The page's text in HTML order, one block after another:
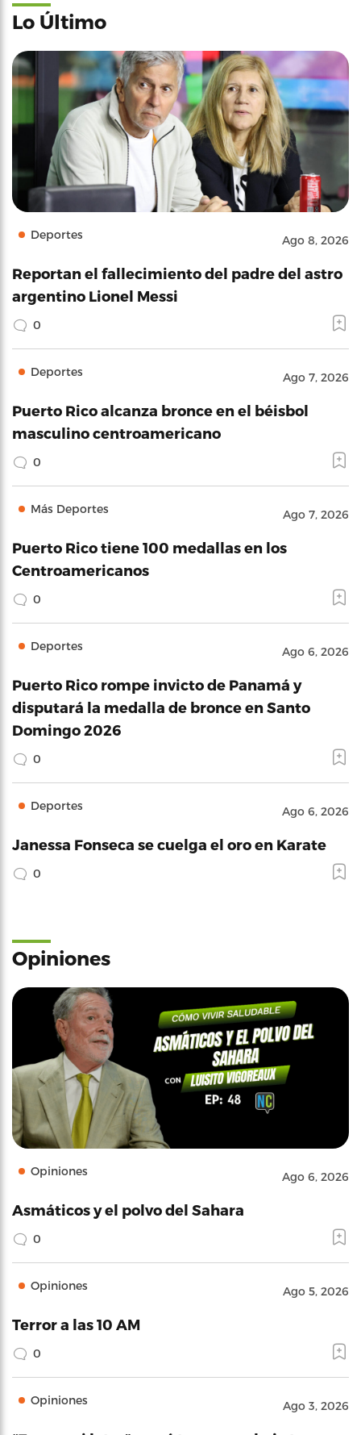
Lo Último
Deportes Ago 8, 2026
Reportan el fallecimiento del padre del astro
argentino Lionel Messi
0
Deportes Ago 7, 2026
Puerto Rico alcanza bronce en el béisbol
masculino centroamericano
0
Más Deportes Ago 7, 2026
Puerto Rico tiene 100 medallas en los
Centroamericanos
0
Deportes Ago 6, 2026
Puerto Rico rompe invicto de Panamá y
disputará la medalla de bronce en Santo
Domingo 2026
0
Deportes Ago 6, 2026
Janessa Fonseca se cuelga el oro en Karate
0
Opiniones
Opiniones Ago 6, 2026
Asmáticos y el polvo del Sahara
0
Opiniones Ago 5, 2026
Terror a las 10 AM
0
Opiniones Ago 3, 2026